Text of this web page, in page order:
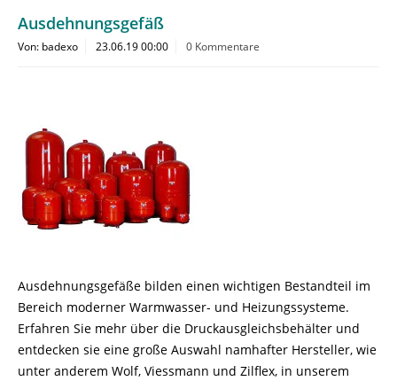
Ausdehnungsgefäß
Von: badexo 23.06.19 00:00 0 Kommentare
Ausdehnungsgefäße bilden einen wichtigen Bestandteil im
Bereich moderner Warmwasser- und Heizungssysteme.
Erfahren Sie mehr über die Druckausgleichsbehälter und
entdecken sie eine große Auswahl namhafter Hersteller, wie
unter anderem Wolf, Viessmann und Zilflex, in unserem